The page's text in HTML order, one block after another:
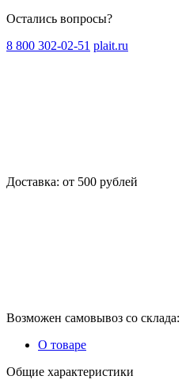
Остались вопросы?
8 800 302-02-51 plait.ru
Доставка: от 500 рублей
Возможен самовывоз со склада:
О товаре
Общие характеристики